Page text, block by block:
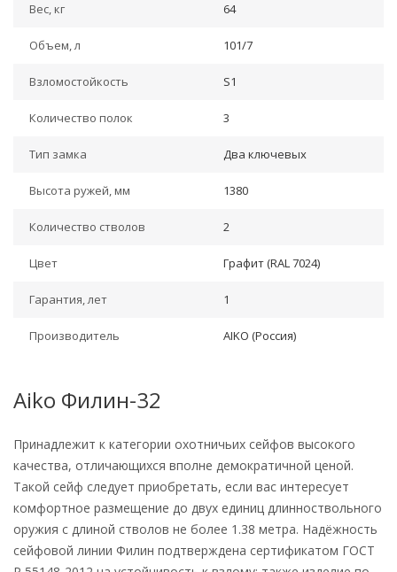
Вес, кг 64
Объем, л 101/7
Взломостойкость S1
Количество полок 3
Тип замка Два ключевых
Высота ружей, мм 1380
Количество стволов 2
Цвет Графит (RAL 7024)
Гарантия, лет 1
Производитель AIKO (Россия)
Aiko Филин-32
Принадлежит к категории охотничьих сейфов высокого
качества, отличающихся вполне демократичной ценой.
Такой сейф следует приобретать, если вас интересует
комфортное размещение до двух единиц длинноствольного
оружия с длиной стволов не более 1.38 метра. Надёжность
сейфовой линии Филин подтверждена сертификатом ГОСТ